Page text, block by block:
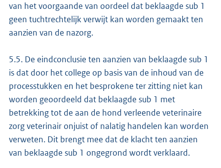
van het voorgaande van oordeel dat beklaagde sub 1
geen tuchtrechtelijk verwijt kan worden gemaakt ten
aanzien van de nazorg.
5.5. De eindconclusie ten aanzien van beklaagde sub 1
is dat door het college op basis van de inhoud van de
processtukken en het besprokene ter zitting niet kan
worden geoordeeld dat beklaagde sub 1 met
betrekking tot de aan de hond verleende veterinaire
zorg veterinair onjuist of nalatig handelen kan worden
verweten. Dit brengt mee dat de klacht ten aanzien
van beklaagde sub 1 ongegrond wordt verklaard.